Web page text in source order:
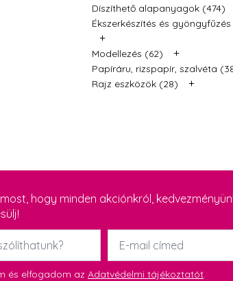
Díszíthető alapanyagok (474)
Ékszerkészítés és gyöngyfűzés
+
Modellezés (62) +
Papíráru, rizspapír, szalvéta
Rajz eszközök (28) +
hogy minden akciónkról,
Email
és elfogadom az Adatvédelmi tájékoztatót